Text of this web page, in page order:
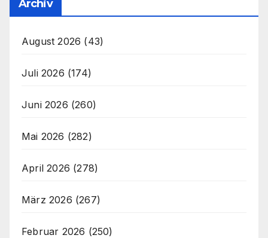
Archiv
August 2026 (43)
Juli 2026 (174)
Juni 2026 (260)
Mai 2026 (282)
April 2026 (278)
März 2026 (267)
Februar 2026 (250)